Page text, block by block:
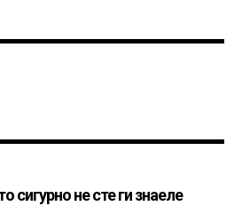
сигурно не сте ги знаеле